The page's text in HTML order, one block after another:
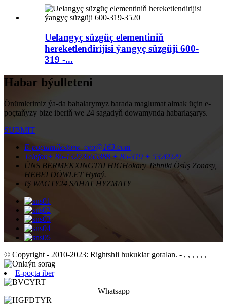
Uelangyç süzgüç elementiniň
hereketlendirijisi ýangyç süzgüji 600-
319 -...
Habar býulleteni
Önümlerimiz ýa-da bahalarymyz barada maglumat almak üçin e-
poçtaňyzy bize iberiň we 24 sagadyň dowamynda habarlaşarys.
SUBMIT
E-poçtamilestone_ceo@163.com
Telefon+ 86-13273665388 + 86-319 + 5326929
ÜNS BERMEKXINGTAI HIGHokary Tehniki Ösüş Zonasy,
HEBEI DÖWLET Hytaý.
IŞ WAGTY24 SAHAT HYZMATY
© Copyright - 2010-2023: Rightshli hukuklar goralan. - , , , , , ,
E-poçta iber
Whatsapp